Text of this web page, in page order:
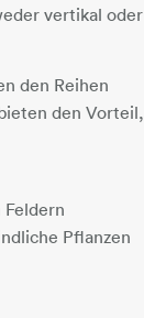
vertikal oder
den Reihen
den Vorteil,
Pflanzen